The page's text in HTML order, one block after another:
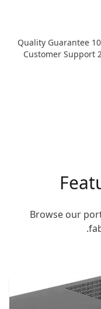
100%
Browse our